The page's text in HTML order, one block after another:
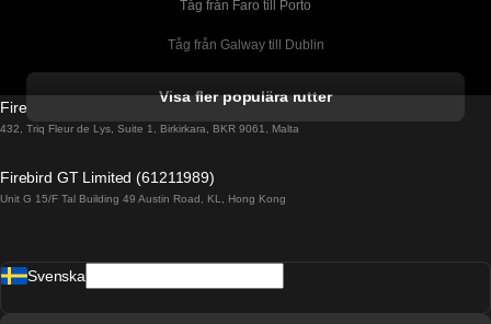
Tåg från Faro till Porto
Tåg från Galway till Dublin
Tåg från Porto till Faro
Tåg från Barcelona till Madrid
Visa fler populära rutter
Firebird GT Limited (OC 1451)
432, Triq Fleur de Lys, Suite 1, Birkirkara, BKR 9061, Malta
Firebird GT Limited (61211989)
Unit G 15/F Tal Building 49 Austin Road, KL, Hong Kong
Svenska